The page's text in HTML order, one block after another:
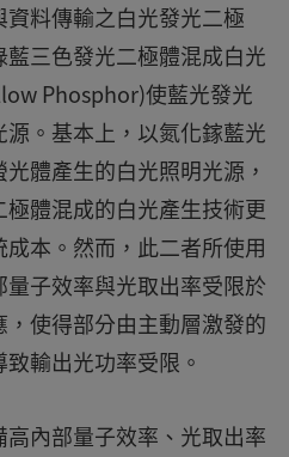
料傳輸之白光發光二極
三色發光二極體混成白光
Phosphor)使藍光發光
。基本上，以氮化鎵藍光
體產生的白光照明光源，
體混成的白光產生技術更
本。然而，此二者所使用
子效率與光取出率受限於
使得部分由主動層激發的
輸出光功率受限。
內部量子效率、光取出率